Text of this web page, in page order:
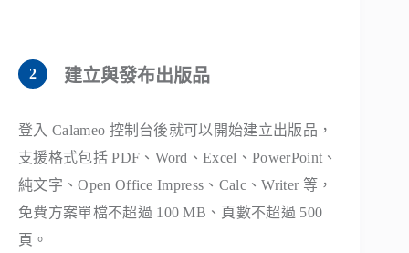
建立與發布出版品
登入 Calameo 控制台後就可以開始建立出版品，
支援格式包括 PDF、Word、Excel、PowerPoint、
純文字、Open Office Impress、Calc、Writer 等，
免費方案單檔不超過 100 MB、頁數不超過 500
頁。